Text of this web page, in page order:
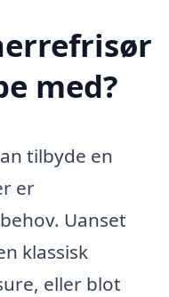
med?
tilbyde en
er
Uanset
klassisk
eller blot